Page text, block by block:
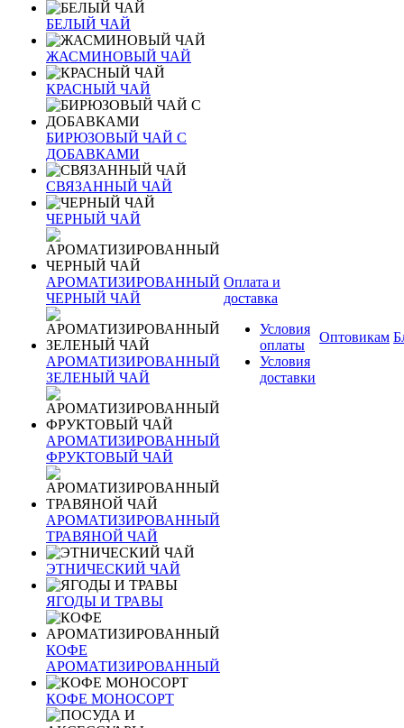
БЕЛЫЙ ЧАЙ
ЖАСМИНОВЫЙ ЧАЙ
КРАСНЫЙ ЧАЙ
БИРЮЗОВЫЙ ЧАЙ С
ДОБАВКАМИ
СВЯЗАННЫЙ ЧАЙ
ЧЕРНЫЙ ЧАЙ
АРОМАТИЗИРОВАННЫЙ
ЧЕРНЫЙ ЧАЙ
АРОМАТИЗИРОВАННЫЙ
ЗЕЛЕНЫЙ ЧАЙ
АРОМАТИЗИРОВАННЫЙ
ФРУКТОВЫЙ ЧАЙ
АРОМАТИЗИРОВАННЫЙ
ТРАВЯНОЙ ЧАЙ
ЭТНИЧЕСКИЙ ЧАЙ
ЯГОДЫ И ТРАВЫ
КОФЕ
АРОМАТИЗИРОВАННЫЙ
КОФЕ МОНОСОРТ
Оплата и
доставка
Условия
оплаты
Условия
доставки
Оптовикам